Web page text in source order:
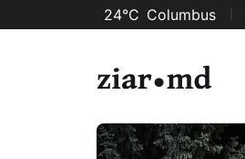
24°C Columbus